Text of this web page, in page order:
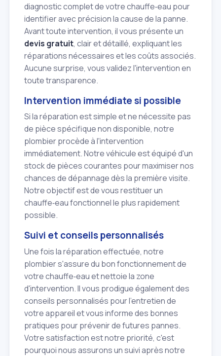
diagnostic complet de votre chauffe‑eau pour
identifier avec précision la cause de la panne.
Avant toute intervention, il vous présente un
devis gratuit, clair et détaillé, expliquant les
réparations nécessaires et les coûts associés.
Aucune surprise, vous validez l'intervention en
toute transparence.
Intervention immédiate si possible
Si la réparation est simple et ne nécessite pas
de pièce spécifique non disponible, notre
plombier procède à l'intervention
immédiatement. Notre véhicule est équipé d'un
stock de pièces courantes pour maximiser nos
chances de dépannage dès la première visite.
Notre objectif est de vous restituer un
chauffe‑eau fonctionnel le plus rapidement
possible.
Suivi et conseils personnalisés
Une fois la réparation effectuée, notre
plombier s'assure du bon fonctionnement de
votre chauffe‑eau et nettoie la zone
d'intervention. Il vous prodigue également des
conseils personnalisés pour l'entretien de
votre appareil et vous informe des bonnes
pratiques pour prévenir de futures pannes.
Votre satisfaction est notre priorité, c'est
pourquoi nous assurons un suivi après notre